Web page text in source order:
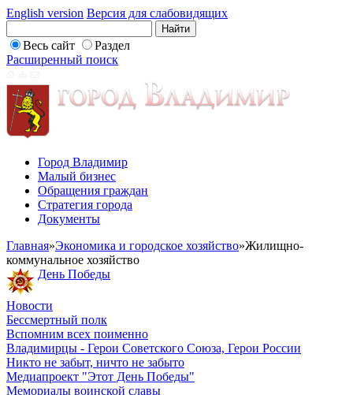
English version Версия для слабовидящих
Весь сайт
Раздел
Расширенный поиск
Город Владимир
Малый бизнес
Обращения граждан
Стратегия города
Документы
Главная»Экономика и городское хозяйство»Жилищно-
коммунальное хозяйство
День Победы
Новости
Бессмертный полк
Вспомним всех поименно
Владимирцы - Герои Советского Союза, Герои России
Никто не забыт, ничто не забыто
Медиапроект "Этот День Победы"
Мемориалы воинской славы